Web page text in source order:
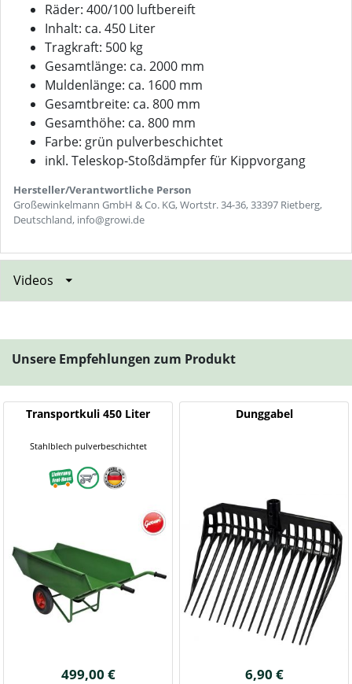
Räder: 400/100 luftbereift
Inhalt: ca. 450 Liter
Tragkraft: 500 kg
Gesamtlänge: ca. 2000 mm
Muldenlänge: ca. 1600 mm
Gesamtbreite: ca. 800 mm
Gesamthöhe: ca. 800 mm
Farbe: grün pulverbeschichtet
inkl. Teleskop-Stoßdämpfer für Kippvorgang
Hersteller/Verantwortliche Person
Großewinkelmann GmbH & Co. KG, Wortstr. 34-36, 33397 Rietberg,
Deutschland, info@growi.de
Videos
Unsere Empfehlungen zum Produkt
Transportkuli 450 Liter
Stahlblech pulverbeschichtet
499,00 €
Dunggabel
6,90 €